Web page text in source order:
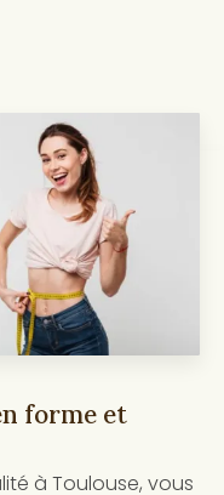
forme et
à Toulouse, vous